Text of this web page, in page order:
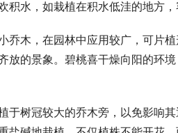
积水，如栽植在积水低洼的地方，
乔木，在园林中应用较广，可片
放的景象。碧桃喜干燥向阳的环
于树冠较大的乔木旁，以免影响